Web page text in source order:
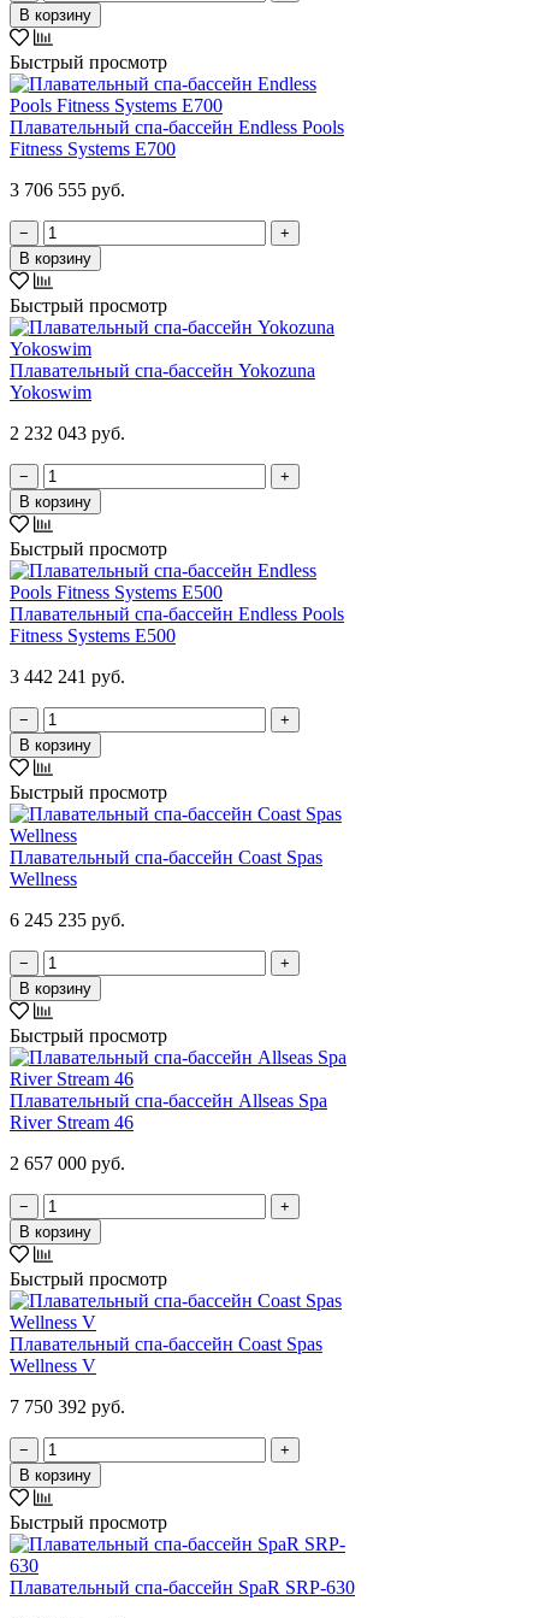
В корзину
Быстрый просмотр
Плавательный спа-бассейн Endless Pools
Fitness Systems E700
3 706 555 руб.
−
+
В корзину
Быстрый просмотр
Плавательный спа-бассейн Yokozuna
Yokoswim
2 232 043 руб.
−
+
В корзину
Быстрый просмотр
Плавательный спа-бассейн Endless Pools
Fitness Systems E500
3 442 241 руб.
−
+
В корзину
Быстрый просмотр
Плавательный спа-бассейн Coast Spas
Wellness
6 245 235 руб.
−
+
В корзину
Быстрый просмотр
Плавательный спа-бассейн Allseas Spa
River Stream 46
2 657 000 руб.
−
+
В корзину
Быстрый просмотр
Плавательный спа-бассейн Coast Spas
Wellness V
7 750 392 руб.
−
+
В корзину
Быстрый просмотр
Плавательный спа-бассейн SpaR SRP-630